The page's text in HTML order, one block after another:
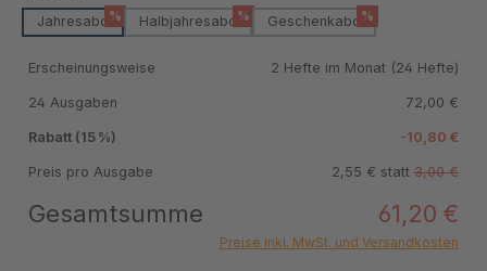
Jahresabo % Halbjahresabo % Geschenkabo %
Erscheinungsweise 2 Hefte im Monat (24 Hefte)
24 Ausgaben 72,00 €
Rabatt (15 %) -10,80 €
Preis pro Ausgabe 2,55 € statt 3,00 €
Gesamtsumme 61,20 €
Preise inkl. MwSt. und Versandkosten